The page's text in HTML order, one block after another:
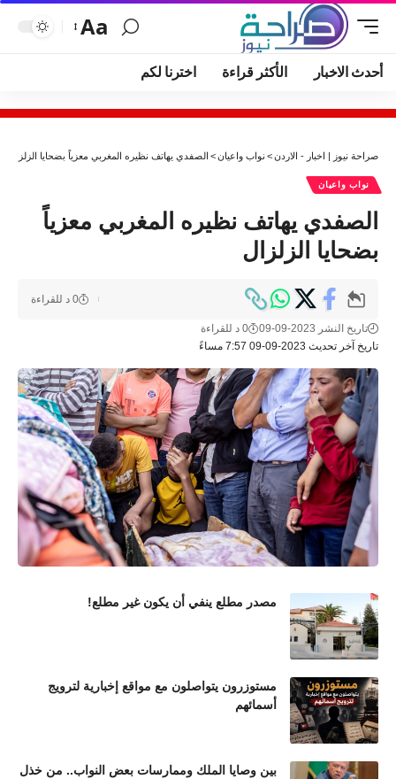
Aa
أحدث الاخبار الأكثر قراءة اخترنا لكم
صراحة نيوز | اخبار - الاردن> نواب واعيان> الصفدي يهاتف نظيره المغربي معزياً بضحايا الزلزال
نواب واعيان
الصفدي يهاتف نظيره المغربي معزياً
بضحايا الزلزال
تاريخ آخر تحديث 2023-09-09 7:57 مساءً
تاريخ النشر 2023-09-09 0 د للقراءة
0 د للقراءة
مصدر مطلع ينفي أن يكون غير مطلع!
مستوزرون يتواصلون مع مواقع إخبارية لترويج
أسمائهم
بين وصايا الملك وممارسات بعض النواب.. من خذل